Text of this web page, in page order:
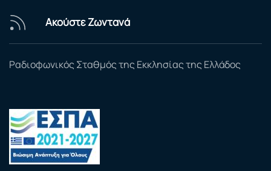
Ακούστε Ζωντανά
Ραδιοφωνικός Σταθμός της Εκκλησίας της Ελλάδος